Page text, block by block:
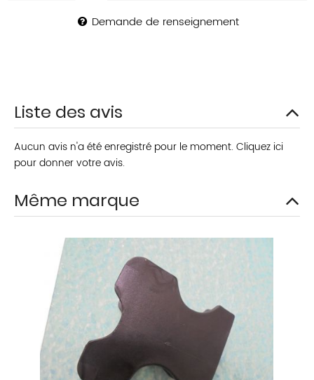
Demande de renseignement
Liste des avis
Aucun avis n'a été enregistré pour le moment. Cliquez ici
pour donner votre avis.
Même marque